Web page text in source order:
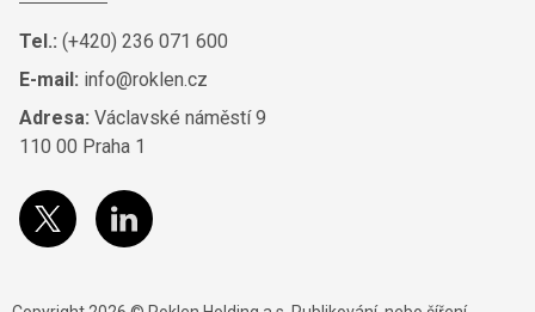
Tel.: (+420) 236 071 600
E-mail: info@roklen.cz
Adresa: Václavské náměstí 9
110 00 Praha 1